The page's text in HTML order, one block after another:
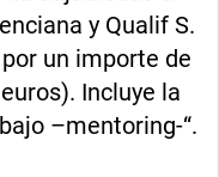
y Qualif S.
un importe de
Incluye la
–mentoring-“.